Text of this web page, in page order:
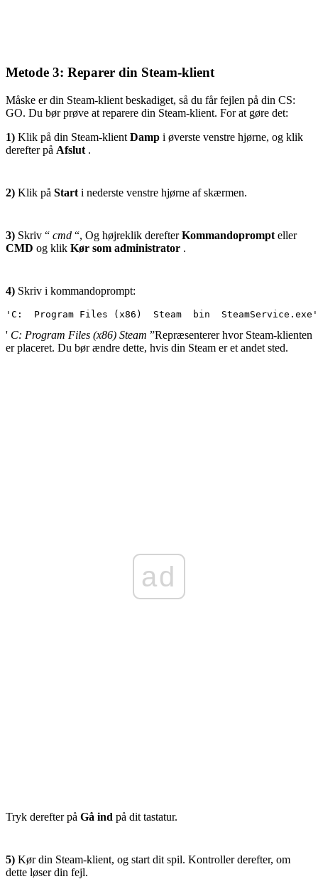
Metode 3: Reparer din Steam-klient
Måske er din Steam-klient beskadiget, så du får fejlen på din CS:
GO. Du bør prøve at reparere din Steam-klient. For at gøre det:
1) Klik på din Steam-klient Damp i øverste venstre hjørne, og klik
derefter på Afslut .
2) Klik på Start i nederste venstre hjørne af skærmen.
3) Skriv “ cmd “, Og højreklik derefterKommandoprompt eller
CMD og klik Kør som administrator .
4) Skriv i kommandoprompt:
'C:  Program Files (x86)  Steam  bin SteamService.exe
' C: Program Files (x86) Steam ”Repræsenterer hvor Steam-klienten
er placeret. Du bør ændre dette, hvis din Steam er et andet sted.
ad
Tryk derefter på Gå ind på dit tastatur.
5) Kør din Steam-klient, og start dit spil. Kontroller derefter, om
dette løser din fejl.